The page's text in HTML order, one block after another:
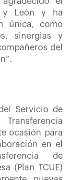
y León y ha
única, como
sinergias y
del
Servicio de
ocasión para
en el
de
(Plan TCUE)